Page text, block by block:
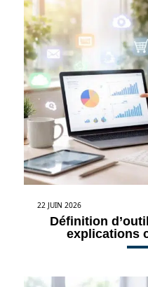
22 JUIN 2026
Définition
explications